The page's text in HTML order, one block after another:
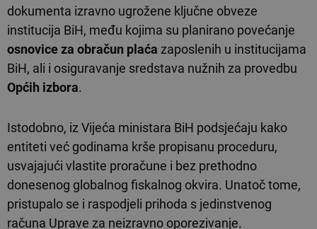
dokumenta izravno ugrožene ključne obveze
institucija BiH, među kojima su planirano povećanje
osnovice za obračun plaća zaposlenih u institucijama
BiH, ali i osiguravanje sredstava nužnih za provedbu
Općih izbora.
Istodobno, iz Vijeća ministara BiH podsjećaju kako
entiteti već godinama krše propisanu proceduru,
usvajajući vlastite proračune i bez prethodno
donesenog globalnog fiskalnog okvira. Unatoč tome,
pristupalo se i raspodjeli prihoda s jedinstvenog
računa Uprave za neizravno oporezivanje.